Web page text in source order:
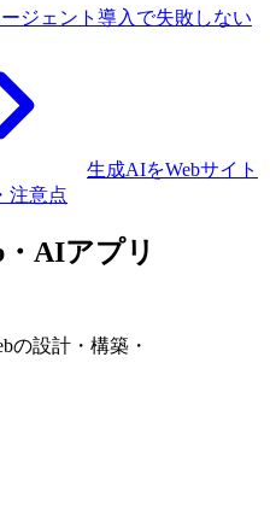
ジェント導入で失敗しない
生成AIをWebサイト
注意点
AIアプリ
の設計・構築・